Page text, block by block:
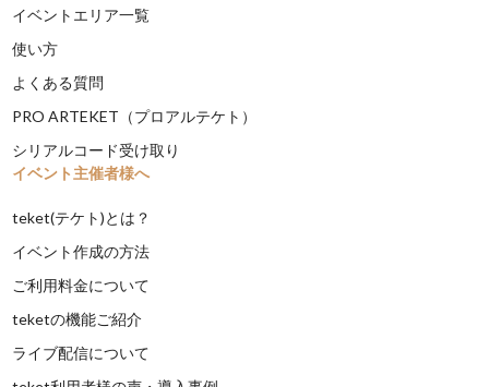
イベントエリア一覧
使い方
よくある質問
PRO ARTEKET（プロアルテケト）
シリアルコード受け取り
イベント主催者様へ
teket(テケト)とは？
イベント作成の方法
ご利用料金について
teketの機能ご紹介
ライブ配信について